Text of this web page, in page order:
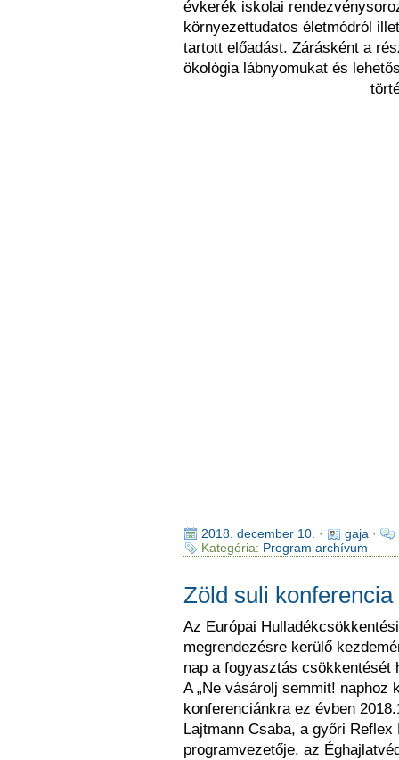
évkerék iskolai
környezettudatos életmódról
tartott előadást. Zárásként a
ökológia lábnyomukat és
2018. december 10. · gaja ·
Kategória: Program archívum
Zöld suli konferencia
Az Európai
megrendezésre kerülő
nap a fogyasztás csökkentését
A „Ne vásárolj semmit! naphoz
konferenciánkra ez évben
Lajtmann Csaba, a győri
programvezetője, az